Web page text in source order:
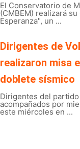
El Conservatorio de
(CMBEM) realizará
Esperanza", un ...
Dirigentes de
realizaron misa
doblete sísmico
Dirigentes del partido
acompañados por
este miércoles en ...